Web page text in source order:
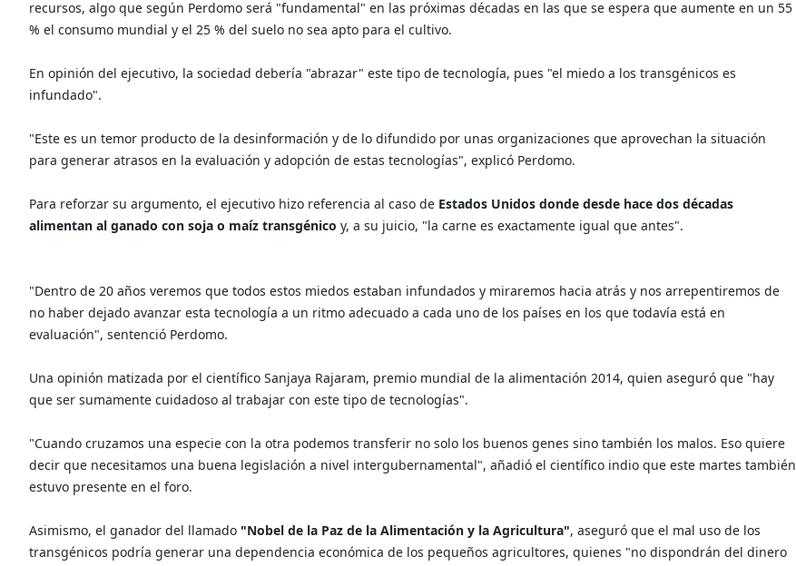
recursos, algo que según Perdomo será "fundamental" en las próximas décadas en las que se espera que aumente en un 55
% el consumo mundial y el 25 % del suelo no sea apto para el cultivo.
En opinión del ejecutivo, la sociedad debería "abrazar" este tipo de tecnología, pues "el miedo a los transgénicos es
infundado".
"Este es un temor producto de la desinformación y de lo difundido por unas organizaciones que aprovechan la situación
para generar atrasos en la evaluación y adopción de estas tecnologías", explicó Perdomo.
Para reforzar su argumento, el ejecutivo hizo referencia al caso de Estados Unidos donde desde hace dos décadas
alimentan al ganado con soja o maíz transgénico y, a su juicio, "la carne es exactamente igual que antes".
"Dentro de 20 años veremos que todos estos miedos estaban infundados y miraremos hacia atrás y nos arrepentiremos de
no haber dejado avanzar esta tecnología a un ritmo adecuado a cada uno de los países en los que todavía está en
evaluación", sentenció Perdomo.
Una opinión matizada por el científico Sanjaya Rajaram, premio mundial de la alimentación 2014, quien aseguró que "hay
que ser sumamente cuidadoso al trabajar con este tipo de tecnologías".
"Cuando cruzamos una especie con la otra podemos transferir no solo los buenos genes sino también los malos. Eso quiere
decir que necesitamos una buena legislación a nivel intergubernamental", añadió el científico indio que este martes también
estuvo presente en el foro.
Asimismo, el ganador del llamado "Nobel de la Paz de la Alimentación y la Agricultura", aseguró que el mal uso de los
transgénicos podría generar una dependencia económica de los pequeños agricultores, quienes "no dispondrán del dinero